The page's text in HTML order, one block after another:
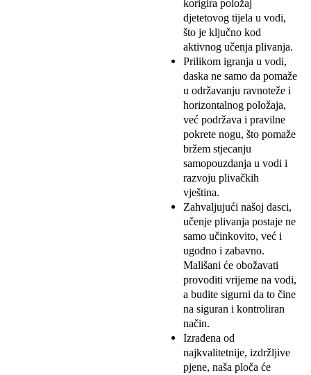
korigira položaj
djetetovog tijela u vodi,
što je ključno kod
aktivnog učenja plivanja.
Prilikom igranja u vodi,
daska ne samo da pomaže
u održavanju ravnoteže i
horizontalnog položaja,
već podržava i pravilne
pokrete nogu, što pomaže
bržem stjecanju
samopouzdanja u vodi i
razvoju plivačkih
vještina.
Zahvaljujući našoj dasci,
učenje plivanja postaje ne
samo učinkovito, već i
ugodno i zabavno.
Mališani će obožavati
provoditi vrijeme na vodi,
a budite sigurni da to čine
na siguran i kontroliran
način.
Izrađena od
najkvalitetnije, izdržljive
pjene, naša ploča će